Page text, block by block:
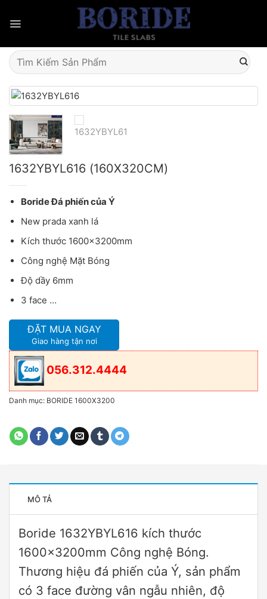
Tìm
kiếm:
1632YBYL616 (160X320CM)
Boride Đá phiến của Ý
New prada xanh lá
Kích thước 1600x3200mm
Công nghệ Mặt Bóng
Độ dầy 6mm
3 face …
ĐẶT MUA NGAY
Giao hàng tận nơi
056.312.4444
Danh mục: BORIDE 1600X3200
MÔ TẢ
Boride 1632YBYL616 kích thước
1600x3200mm Công nghệ Bóng.
Thương hiệu đá phiến của Ý, sản phẩm
có 3 face đường vân ngẫu nhiên, độ